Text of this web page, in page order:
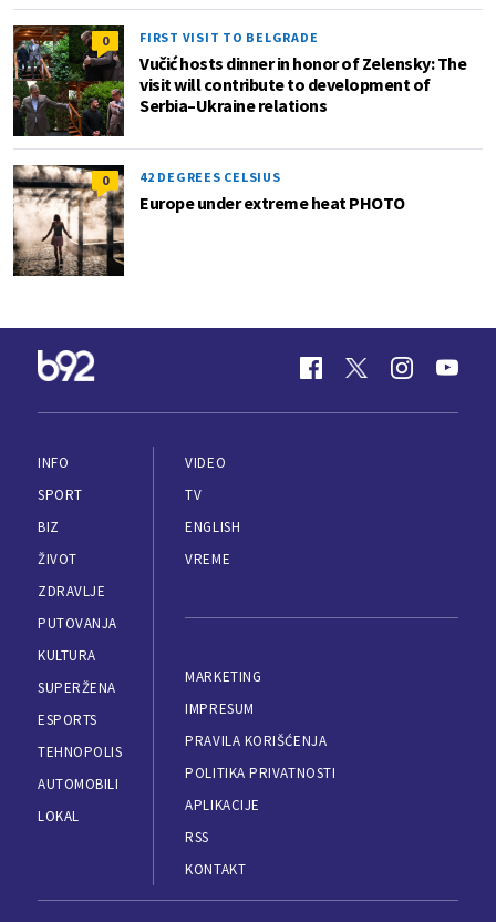
0 FIRST VISIT TO BELGRADE
Vučić hosts dinner in honor of Zelensky: The
visit will contribute to development of
Serbia–Ukraine relations
0 42 DEGREES CELSIUS
Europe under extreme heat PHOTO
INFO
SPORT
BIZ
ŽIVOT
ZDRAVLJE
PUTOVANJA
KULTURA
SUPERŽENA
ESPORTS
TEHNOPOLIS
AUTOMOBILI
LOKAL
VIDEO
TV
ENGLISH
VREME
MARKETING
IMPRESUM
PRAVILA KORIŠĆENJA
POLITIKA PRIVATNOSTI
APLIKACIJE
RSS
KONTAKT